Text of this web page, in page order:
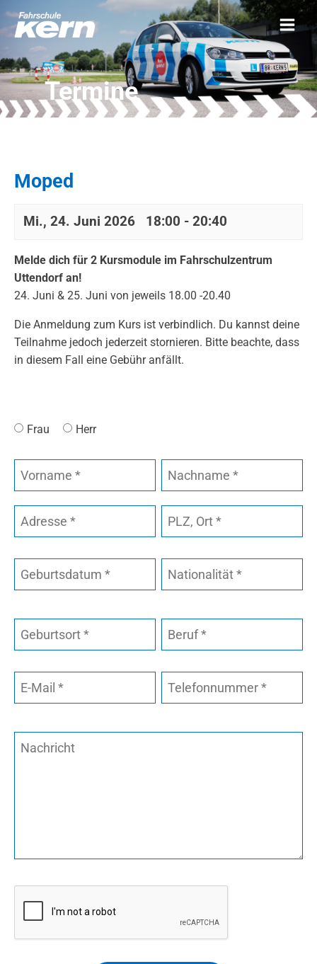
Termine
Moped
Mi., 24. Juni 2026 18:00 - 20:40
Melde dich für 2 Kursmodule im Fahrschulzentrum
Uttendorf an!
24. Juni & 25. Juni von jeweils 18.00 -20.40
Die Anmeldung zum Kurs ist verbindlich. Du kannst deine
Teilnahme jedoch jederzeit stornieren. Bitte beachte, dass
in diesem Fall eine Gebühr anfällt.
Frau Herr